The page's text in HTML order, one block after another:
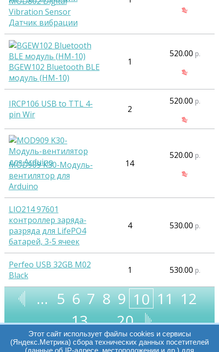
Vibration Sensor
Датчик вибрации
BGEW102 Bluetooth BLE
модуль (HM-10)
1
520.00 р.
IRCP106 USB to TTL 4-
pin Wir
2
520.00 р.
MOD909 K30-Модуль-
вентилятор для
Arduino
14
520.00 р.
LIO214 97601
контроллер заряда-
разряда для LifePO4
батарей, 3-5 ячеек
4 530.00 р.
Perfeo USB 32GB M02
Black
1 530.00 р.
… 5 6 7 8 9 10 11 12
13 … 20
Этот сайт использует файлы cookies и сервисы
(Яндекс.Метрика) сбора технических данных посетителей
(данные об IP-адресе, местоположении и др.) для